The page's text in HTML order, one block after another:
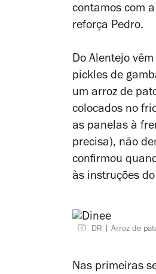
contamos com
reforça Pedro.
Do Alentejo
pickles de
um arroz de
colocados no
as panelas à
precisa), não
confirmou
às instruções
DR Arroz de
Nas primeiras